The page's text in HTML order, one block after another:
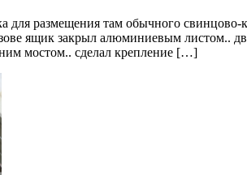
для размещения там обычного свинцово-
ящик закрыл алюминиевым листом..
мостом.. сделал крепление […]